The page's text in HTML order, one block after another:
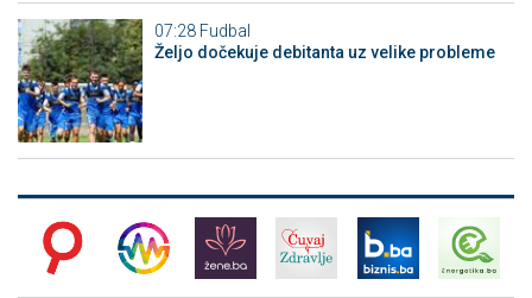
07:28 Fudbal
Željo dočekuje debitanta uz velike probleme